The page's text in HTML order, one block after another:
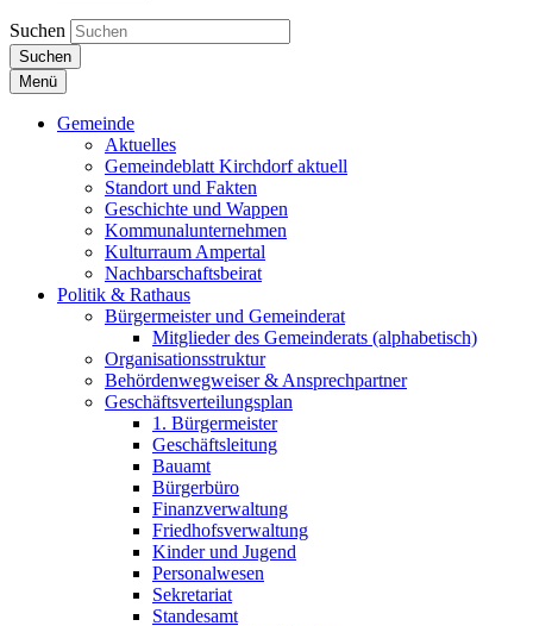
Suchen
Suchen
Menü
Gemeinde
Aktuelles
Gemeindeblatt Kirchdorf aktuell
Standort und Fakten
Geschichte und Wappen
Kommunalunternehmen
Kulturraum Ampertal
Nachbarschaftsbeirat
Politik & Rathaus
Bürgermeister und Gemeinderat
Mitglieder des Gemeinderats (alphabetisch)
Organisationsstruktur
Behördenwegweiser & Ansprechpartner
Geschäftsverteilungsplan
1. Bürgermeister
Geschäftsleitung
Bauamt
Bürgerbüro
Finanzverwaltung
Friedhofsverwaltung
Kinder und Jugend
Personalwesen
Sekretariat
Standesamt